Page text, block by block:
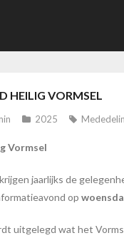
HEILIG VORMSEL
2025
Vormsel
jaarlijks de
op
uitgelegd wat het